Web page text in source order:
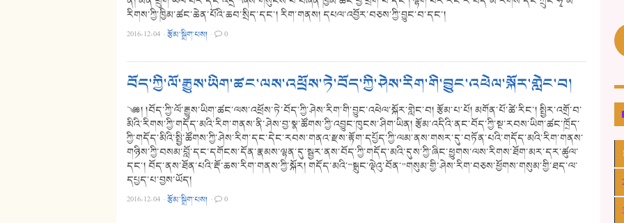
རིགས་ཀྱི་ཁྱིམ་ཚང་ཆེན་པོའི་ཆབ་སྲིད་དང་། རིག་གནས། དཔལ་འབྱོར་བཅས་ཀྱི་བྱུང་བ་དང་།
2016-12-04 ·རྩོམ་སྒྲིག་པས། · 0
བོད་ཀྱི་ལོ་རྒྱུས་ཡིག་ཚང་ལས་འཕྲོས་ཏེ་བོད་ཀྱི་ཤེས་རིག་གི་བྱུང་འཕེལ་སྐོར་གླེང་བ།
༄༅། །བོད་ཀྱི་ལོ་རྒྱུས་ཡིག་ཚང་ལས་འཕྲོས་ཏེ་བོད་ཀྱི་ཤེས་རིག་གི་བྱུང་འཕེལ་སྐོར་གླེང་བ། རྩོམ་པ་པོ། མགོན་པོ་ཚེ་རིང་། སྤྱིར་འགྲོ་བ་
མིའི་རིགས་ཀྱི་གདོད་མའི་རིག་གནས་ནི་ཤེས་བྱ་སྣ་ཚོགས་ཀྱི་འབྱུང་ཁུངས་ཤིག་ཡིན། རྩོམ་འདིའི་ནང་བོད་ཀྱི་སྔ་རབས་ཡིག་ཚང་ཁྲོད་
ཀྱི་གདོད་མིའི་སྤྱི་ཚོགས་ཀྱི་ཤེས་རིག་དང་དེང་རབས་གནའ་རྫས་རྟོག་དཔྱོད་ཀྱི་ལམ་ནས་གསར་དུ་བཏོན་པའི་གདོད་མའི་རིག་གནས་
གཉིས་ཀྱི་བསམ་བློ་དང་དགོངས་དོན་རྣམས་ལྷན་དུ་སྦྱར་ནས་བོད་ཀྱི་གདོད་མའི་དུས་ཀྱི་ཞིང་ཕྱུགས་ལས་རིགས་ཐོག་མར་དར་ཚུལ་
དང་། བོད་ནས་ཐོན་པའི་རྡོ་ཆས་རིག་གནས་ཀྱི་སྐོར། གདོད་མའི་“སྒྲུང་ལྡེའུ་བོན་”གསུམ་གྱི་ཤེས་རིག་བཅས་ཕྱོགས་གསུམ་གྱི་ཐད་ལ་
དཔྱད་པ་བྱས་ཡོད།
2016-12-04 ·རྩོམ་སྒྲིག་པས། · 0